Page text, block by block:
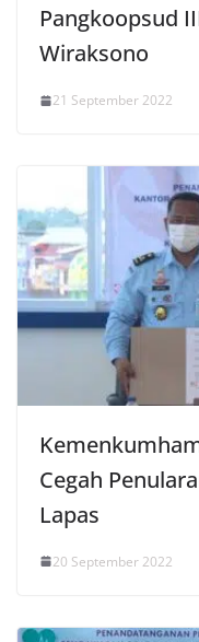
Pangkoopsud
Wiraksono
21 September 2022
Cegah
Lapas
20 September 2022